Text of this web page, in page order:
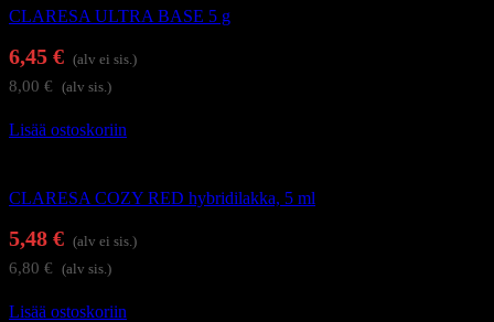
CLARESA ULTRA BASE 5 g
6,45 € (alv ei sis.)
8,00 € (alv sis.)
Lisää ostoskoriin
CLARESA COZY RED hybridilakka, 5 ml
5,48 € (alv ei sis.)
6,80 € (alv sis.)
Lisää ostoskoriin